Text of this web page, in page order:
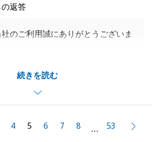
続きを読む
返答
のご利用誠にありがとうございま
ています。
褒めの言葉を頂きありがとうござい
にたった提案をさせて頂きます。
4 5 6 7 8 … 53